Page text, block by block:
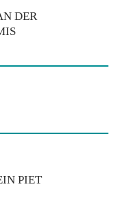
DER
PIET